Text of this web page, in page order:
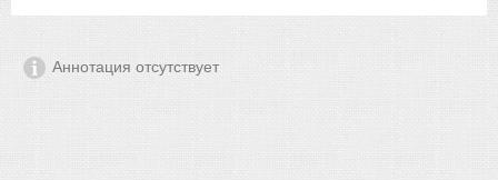
Аннотация отсутствует